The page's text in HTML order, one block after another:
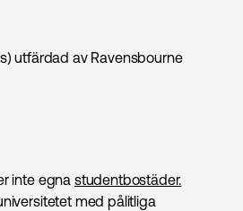
utfärdad av Ravensbourne
inte egna studentbostäder.
med pålitliga